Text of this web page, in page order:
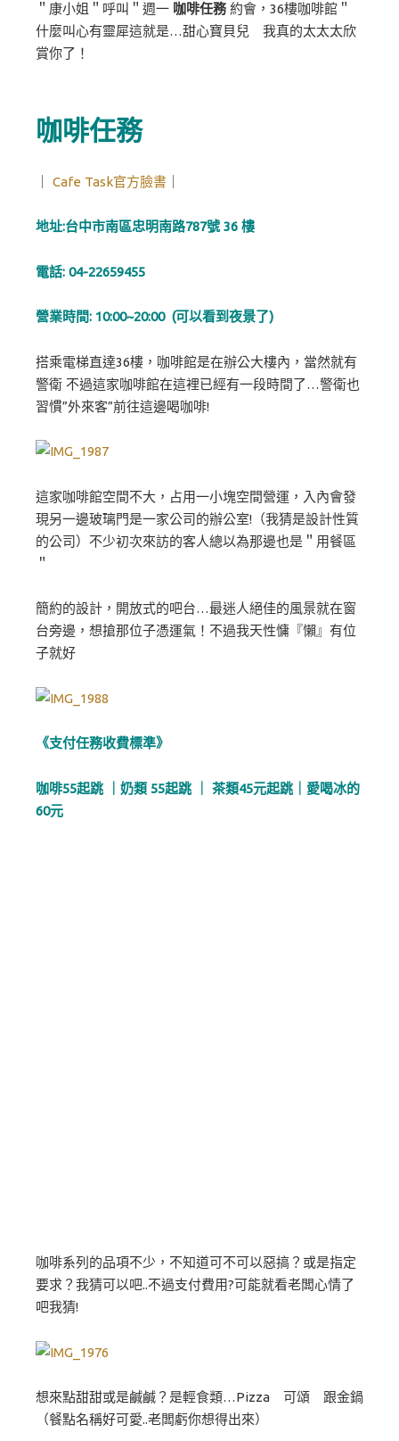
＂康小姐＂呼叫＂週一 咖啡任務約會，36樓咖啡館＂
什麼叫心有靈犀這就是…甜心寶貝兒 我真的太太太欣
賞你了！
咖啡任務
Cafe Task官方臉書
地址:台中市南區忠明南路787號 36 樓
電話: 04-22659455
營業時間: 10:00~20:00 (可以看到夜景了)
搭乘電梯直達36樓，咖啡館是在辦公大樓內，當然就有
警衛 不過這家咖啡館在這裡已經有一段時間了…警衛也
習慣”外來客”前往這邊喝咖啡!
這家咖啡館空間不大，占用一小塊空間營運，入內會發
現另一邊玻璃門是一家公司的辦公室!（我猜是設計性質
的公司）不少初次來訪的客人總以為那邊也是＂用餐區
＂
簡約的設計，開放式的吧台…最迷人絕佳的風景就在窗
台旁邊，想搶那位子憑運氣！不過我天性慵『懶』有位
子就好
《支付任務收費標準》
咖啡55起跳 ｜奶類 55起跳 ｜ 茶類45元起跳｜愛喝冰的
60元
咖啡系列的品項不少，不知道可不可以惡搞？或是指定
要求？我猜可以吧..不過支付費用?可能就看老闆心情了
吧我猜!
想來點甜甜或是鹹鹹？是輕食類…Pizza 可頌 跟金鍋
（餐點名稱好可愛..老闆虧你想得出來）